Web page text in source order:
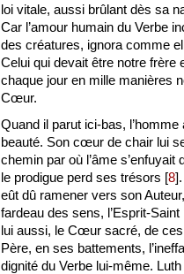
loi vitale, aussi brûlant dès sa
Car l’amour humain du Verbe
des créatures, ignora comme
Celui qui devait être notre frère
chaque jour en mille manières
Cœur.
Quand il parut ici-bas,
beauté. Son cœur de chair lui
chemin par où l’âme
le prodigue perd ses trésors [8]
eût dû ramener vers son
fardeau des sens, l’Esprit-
lui aussi, le Cœur sacré, de
Père, en ses battements,
dignité du Verbe lui-même.